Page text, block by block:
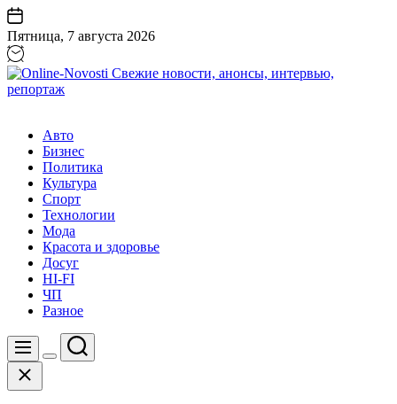
Перейти
к
содержанию
Пятница, 7 августа 2026
Свежие
новости,
анонсы,
интервью,
репортаж
Авто
Бизнес
Политика
Культура
Спорт
Технологии
Мода
Красота и здоровье
Досуг
HI-FI
ЧП
Разное
Меню
Цвет
Поиск
Закрыть